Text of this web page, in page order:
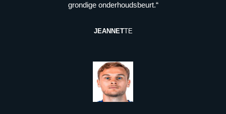
grondige onderhoudsbeurt.“
JEANNETTE